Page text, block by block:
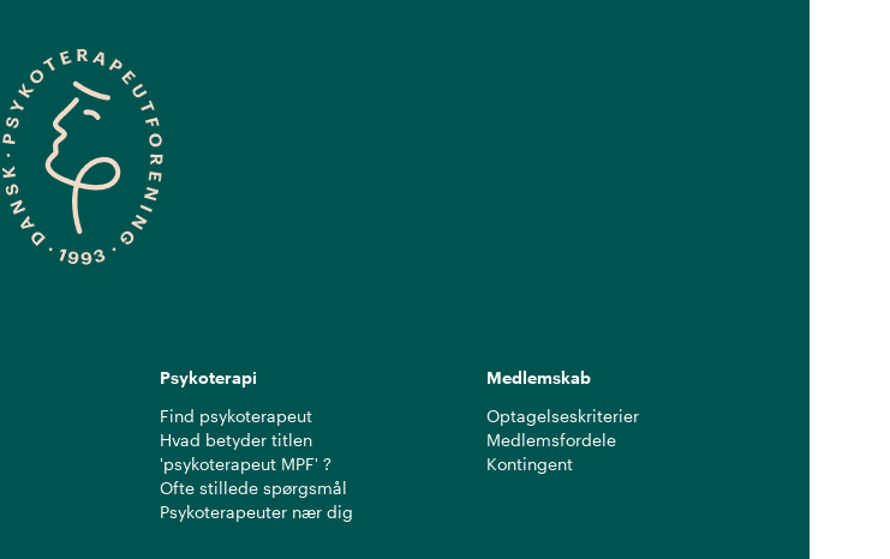
Psykoterapi
Find psykoterapeut
Hvad betyder titlen
'psykoterapeut MPF' ?
Ofte stillede spørgsmål
Psykoterapeuter nær dig
Medlemskab
Optagelseskriterier
Medlemsfordele
Kontingent